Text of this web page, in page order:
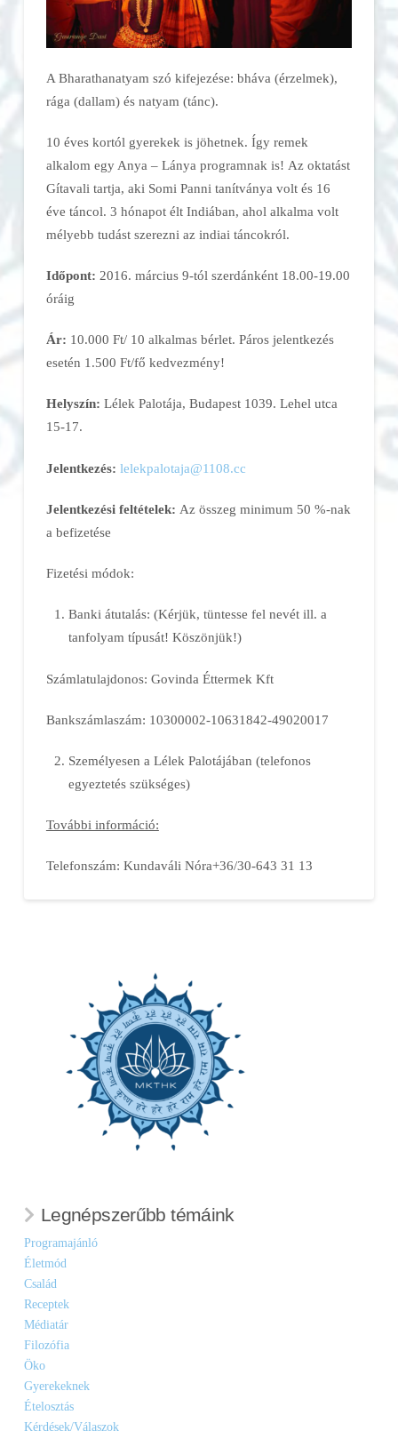
A Bharathanatyam szó kifejezése: bháva (érzelmek),
rága (dallam) és natyam (tánc).
10 éves kortól gyerekek is jöhetnek. Így remek
alkalom egy Anya – Lánya programnak is! Az oktatást
Gítavali tartja, aki Somi Panni tanítványa volt és 16
éve táncol. 3 hónapot élt Indiában, ahol alkalma volt
mélyebb tudást szerezni az indiai táncokról.
Időpont: 2016. március 9-tól szerdánként 18.00-19.00
óráig
Ár: 10.000 Ft/ 10 alkalmas bérlet. Páros jelentkezés
esetén 1.500 Ft/fő kedvezmény!
Helyszín: Lélek Palotája, Budapest 1039. Lehel utca
15-17.
Jelentkezés: lelekpalotaja@1108.cc
Jelentkezési feltételek: Az összeg minimum 50 %-nak
a befizetése
Fizetési módok:
Banki átutalás: (Kérjük, tüntesse fel nevét ill. a
tanfolyam típusát! Köszönjük!)
Számlatulajdonos: Govinda Éttermek Kft
Bankszámlaszám: 10300002-10631842-49020017
Személyesen a Lélek Palotájában (telefonos
egyeztetés szükséges)
További információ:
Telefonszám: Kundaváli Nóra+36/30-643 31 13
Legnépszerűbb témáink
Programajánló
Életmód
Család
Receptek
Médiatár
Filozófia
Öko
Gyerekeknek
Ételosztás
Kérdések/Válaszok